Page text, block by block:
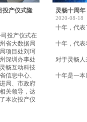
投产仪式隆
投产仪式在
省大数据局
项目处刘珂
深圳办事处
畅互动科技
信息中心、
局、市政府
关领导，达
本次投产仪
灵畅十周
2020-08-18
十年，代
十年，代
对于灵畅人
十年是一